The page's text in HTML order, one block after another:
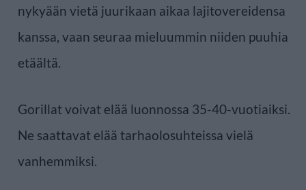
nykyään vietä juurikaan aikaa lajitovereidensa
kanssa, vaan seuraa mieluummin niiden puuhia
etäältä.
Gorillat voivat elää luonnossa 35-40-vuotiaiksi.
Ne saattavat elää tarhaolosuhteissa vielä
vanhemmiksi.